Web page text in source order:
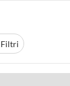
Filtri